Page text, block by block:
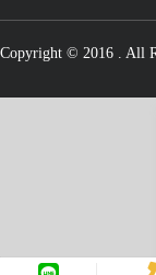
Copyright © 2016 . All